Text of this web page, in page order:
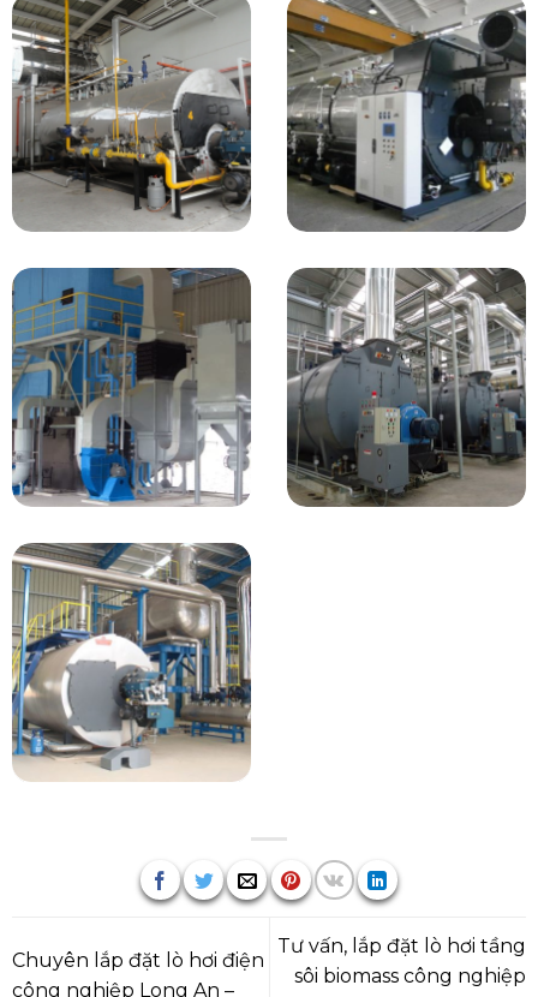
Chuyên lắp đặt lò hơi điện
công nghiệp Long An –
Tư vấn, lắp đặt lò hơi tầng
sôi biomass công nghiệp